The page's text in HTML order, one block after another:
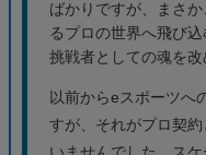
ばかりですが、まさ
るプロの世界へ飛び
挑戦者としての魂を改
以前からeスポーツへ
すが、それがプロ契
いませんでした。ス